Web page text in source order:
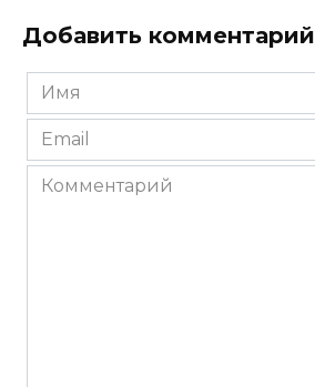
Добавить комментарий
Имя
*
Email
*
Комментарий